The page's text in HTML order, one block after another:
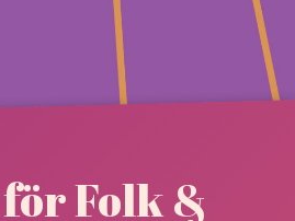
Folk &